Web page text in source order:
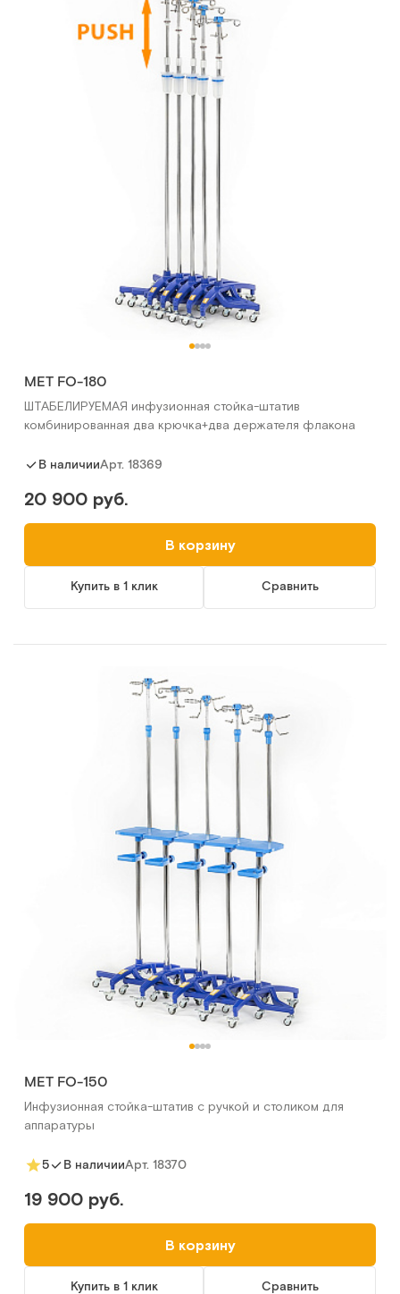
МЕТ FO-180
ШТАБЕЛИРУЕМАЯ инфузионная стойка-штатив
комбинированная два крючка+два держателя флакона
В наличииАрт. 18369
20 900 руб.
В корзину
Купить в 1 клик Сравнить
МЕТ FO-150
Инфузионная стойка-штатив с ручкой и столиком для
аппаратуры
5 В наличииАрт. 18370
19 900 руб.
В корзину
Купить в 1 клик Сравнить